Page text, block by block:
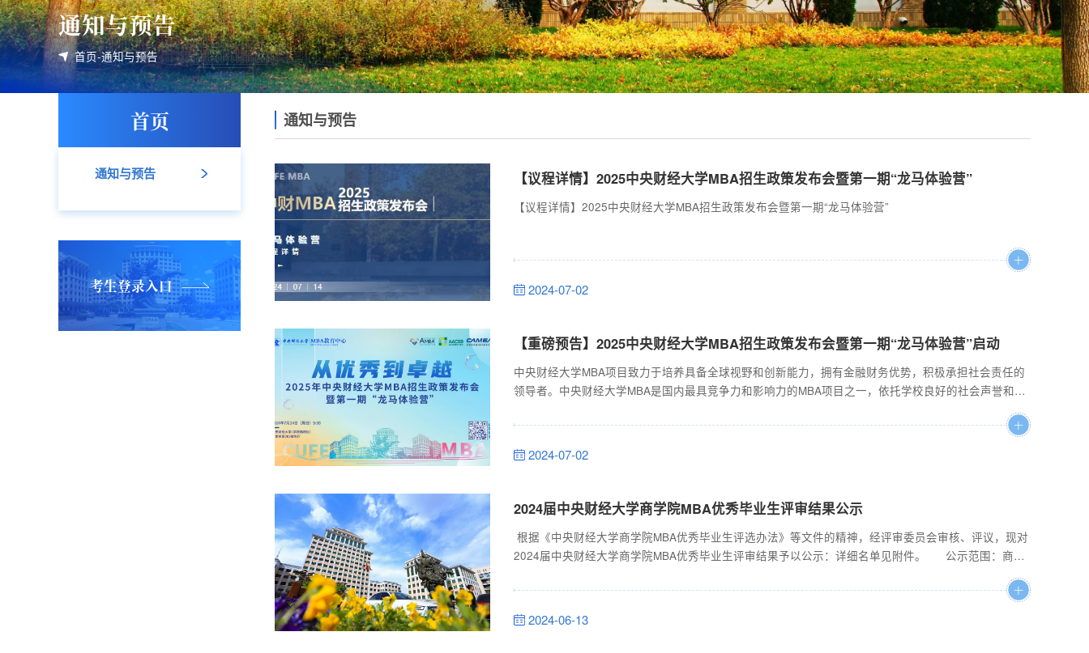
通知与预告
首页-通知与预告
首页
通知与预告
考生登录入口
通知与预告
【议程详情】2025中央财经大学MBA招生政策发布会暨第一期“龙马体验营”
【议程详情】2025中央财经大学MBA招生政策发布会暨第一期“龙马体验营”
2024-07-02
【重磅预告】2025中央财经大学MBA招生政策发布会暨第一期“龙马体验营”启动
中央财经大学MBA项目致力于培养具备全球视野和创新能力，拥有金融财务优势，积极承担社会责任的
领导者。中央财经大学MBA是国内最具竞争力和影响力的MBA项目之一，依托学校良好的社会声誉和品
牌价值，整合全校优质资源，注重发挥财经学科特色和师资优势，取得了丰硕的办学成果和广泛的社会
认可。2011年，通过AMBA认证，成为中国大陆地区第8家、北京地区首家AMBA认证会员；2014年，通
过AMBA再认证；2017年，通过CAMEA认证，认证有...
2024-07-02
2024届中央财经大学商学院MBA优秀毕业生评审结果公示
根据《中央财经大学商学院MBA优秀毕业生评选办法》等文件的精神，经评审委员会审核、评议，现对
2024届中央财经大学商学院MBA优秀毕业生评审结果予以公示：详细名单见附件。 公示范围：商学
院公示期：2024年6月14日—6月16日。 在公示期内，对上述评审结果有异议的学生，可提出申诉。
申诉申请书应包含申诉人的姓名、联系方式等基本信息，申诉请求，事实与理由，以及申诉学生的签
名。反映情况要实事求是、真实具体，对无...
2024-06-13